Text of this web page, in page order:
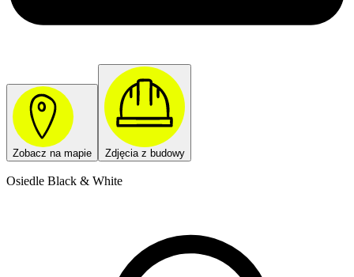
Zobacz na mapie Zdjęcia z budowy
Osiedle Black & White